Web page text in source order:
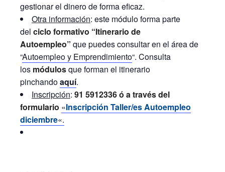
gestionar el dinero de forma eficaz.
Otra información: este módulo forma parte
del ciclo formativo “Itinerario de
Autoempleo” que puedes consultar en el área de
“Autoempleo y Emprendimiento“. Consulta
los módulosque forman el itinerario
pinchandoaquí.
Inscripción: 91 5912336 ó a través del
formulario «Inscripción Taller/es Autoempleo
diciembre«.